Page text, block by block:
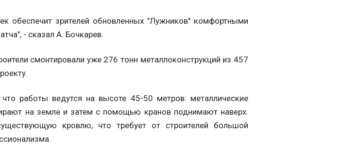
обеспечит зрителей обновленных "Лужников" комфортными
- сказал А. Бочкарев.
смонтировали уже 276 тонн металлоконструкций из 457
работы ведутся на высоте 45-50 метров: металлические
на земле и затем с помощью кранов поднимают наверх.
кровлю, что требует от строителей большой